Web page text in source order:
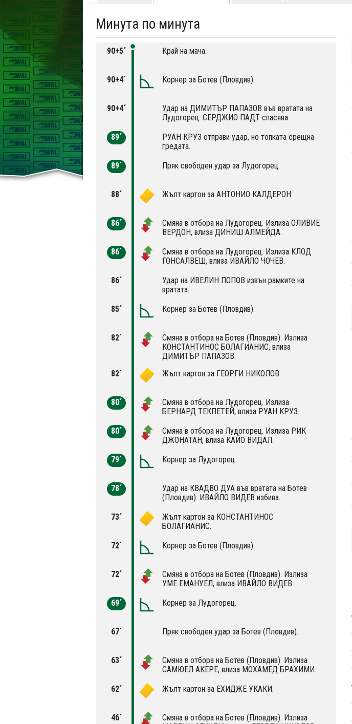
Минута по минута
90+5´ Край на мача.
90+4´ Корнер за Ботев (Пловдив).
90+4´
Удар на ДИМИТЪР ПАПАЗОВ във вратата на
Лудогорец. СЕРДЖИО ПАДТ спасява.
89´
РУАН КРУЗ отправи удар, но топката срещна
гредата.
89´
Пряк свободен удар за Лудогорец.
88´ Жълт картон за АНТОНИО КАЛДЕРОН.
86´
Смяна в отбора на Лудогорец. Излиза OЛИВИЕ
ВЕРДОН, влиза ДИНИШ АЛМЕЙДА.
86´
Смяна в отбора на Лудогорец. Излиза КЛОД
ГОНСАЛВЕШ, влиза ИВАЙЛО ЧОЧЕВ.
86´
Удар на ИВЕЛИН ПОПОВ извън рамките на
вратата.
85´
Корнер за Ботев (Пловдив).
82´
Смяна в отбора на Ботев (Пловдив). Излиза
КОНСТАНТИНОС БОЛАГИАНИС, влиза
ДИМИТЪР ПАПАЗОВ.
82´
Жълт картон за ГЕОРГИ НИКОЛОВ.
80´
Смяна в отбора на Лудогорец. Излиза
БЕРНАРД ТЕКПЕТЕЙ, влиза РУАН КРУЗ.
80´
Смяна в отбора на Лудогорец. Излиза РИК
ДЖОНАТАН, влиза КАЙО ВИДАЛ.
79´
Корнер за Лудогорец.
78´
Удар на КВАДВО ДУА във вратата на Ботев
(Пловдив). ИВАЙЛО ВИДЕВ избива.
73´
Жълт картон за КОНСТАНТИНОС
БОЛАГИАНИС.
72´
Корнер за Ботев (Пловдив).
72´
Смяна в отбора на Ботев (Пловдив). Излиза
УМЕ ЕМАНУЕЛ, влиза ИВАЙЛО ВИДЕВ.
69´
Корнер за Лудогорец.
67´ Пряк свободен удар за Ботев (Пловдив).
63´
Смяна в отбора на Ботев (Пловдив). Излиза
САМЮЕЛ АКЕРЕ, влиза МОХАМЕД БРАХИМИ.
62´
Жълт картон за ЕХИДЖЕ УКАКИ.
46´
Смяна в отбора на Ботев (Пловдив). Излиза